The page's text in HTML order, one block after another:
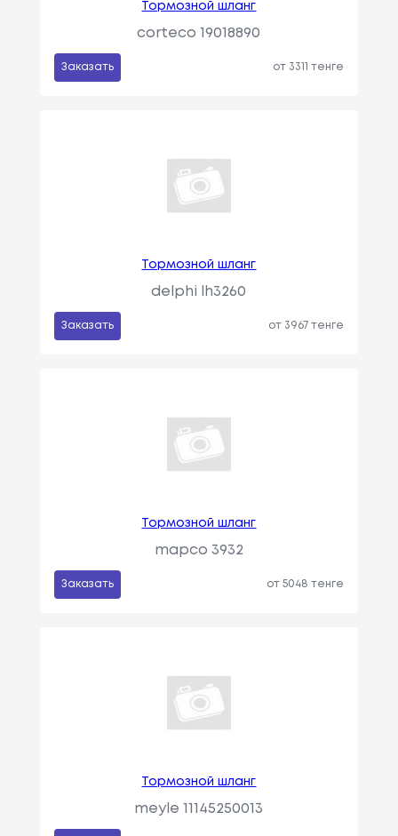
Тормозной шланг
corteco 19018890
Заказать от 3311 тенге
Тормозной шланг
delphi lh3260
Заказать от 3967 тенге
Тормозной шланг
mapco 3932
Заказать от 5048 тенге
Тормозной шланг
meyle 11145250013